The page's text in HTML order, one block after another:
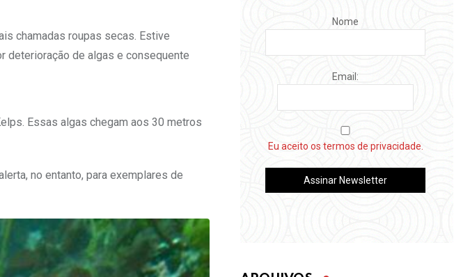
chamadas roupas secas. Estive
deterioração de algas e consequente
Essas algas chegam aos 30 metros
no entanto, para exemplares de
Nome
Email:
Eu aceito os termos de privacidade.